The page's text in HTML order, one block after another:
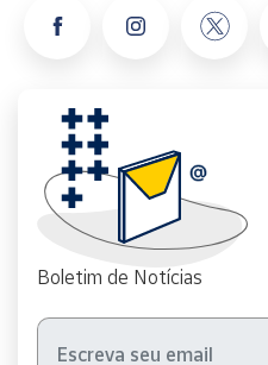
Boletim de Notícias